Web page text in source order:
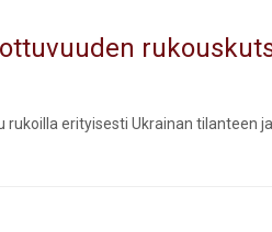
rukoilla erityisesti Ukrainan tilanteen